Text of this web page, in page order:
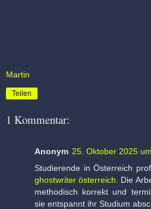
Martin
Teilen
1 Kommentar:
Anonym 25. Oktober 2025
Studierende in Österreich
ghostwriter österreich . Die
methodisch korrekt und
sie entspannt ihr Studium